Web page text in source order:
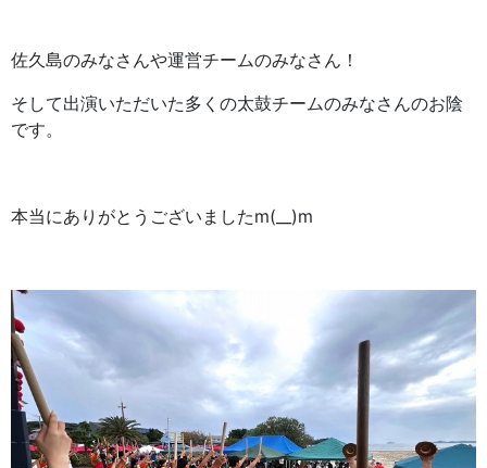
佐久島のみなさんや運営チームのみなさん！
そして出演いただいた多くの太鼓チームのみなさんのお陰
です。
本当にありがとうございましたm(__)m